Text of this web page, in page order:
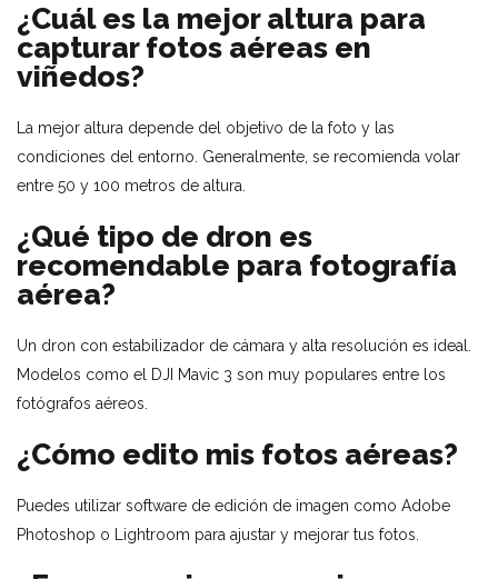
¿Cuál es la mejor altura para
capturar fotos aéreas en
viñedos?
La mejor altura depende del objetivo de la foto y las
condiciones del entorno. Generalmente, se recomienda volar
entre 50 y 100 metros de altura.
¿Qué tipo de dron es
recomendable para fotografía
aérea?
Un dron con estabilizador de cámara y alta resolución es ideal.
Modelos como el DJI Mavic 3 son muy populares entre los
fotógrafos aéreos.
¿Cómo edito mis fotos aéreas?
Puedes utilizar software de edición de imagen como Adobe
Photoshop o Lightroom para ajustar y mejorar tus fotos.